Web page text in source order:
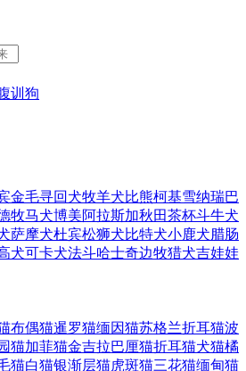
训狗
金毛寻回犬牧羊犬比熊柯基雪纳瑞巴
牧马犬博美阿拉斯加秋田茶杯斗牛犬
萨摩犬杜宾松狮犬比特犬小鹿犬腊肠
犬可卡犬法斗哈士奇边牧猎犬吉娃娃
布偶猫暹罗猫缅因猫苏格兰折耳猫波
猫加菲猫金吉拉巴厘猫折耳猫犬猫橘
猫白猫银渐层猫虎斑猫三花猫缅甸猫